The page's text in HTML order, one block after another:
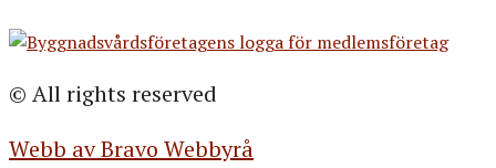
© All rights reserved
Webb av Bravo Webbyrå